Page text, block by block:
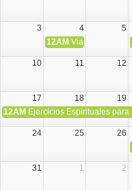
3 4 5
12AM Viaje
10 11 12
17 18 19
12AM Ejercicios Espirituales para
24 25 26
31 1 2